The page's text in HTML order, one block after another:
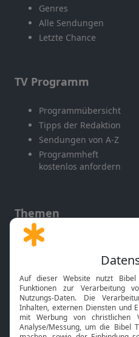
Genres
Alle Sendungen
Letzte Chance
TV Programm
Programmübersicht
Tipps der Redaktion
Sendungen von A-Z
Programmheft
kostenlos anfordern
Themen
Gott und Bibel erklärt
Neuigkeiten